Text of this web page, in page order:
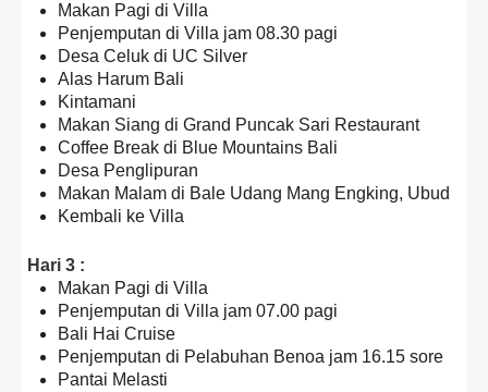
Makan Pagi di Villa
Penjemputan di Villa jam 08.30 pagi
Desa Celuk di UC Silver
Alas Harum Bali
Kintamani
Makan Siang di Grand Puncak Sari Restaurant
Coffee Break di Blue Mountains Bali
Desa Penglipuran
Makan Malam di Bale Udang Mang Engking, Ubud
Kembali ke Villa
Hari 3 :
Makan Pagi di Villa
Penjemputan di Villa jam 07.00 pagi
Bali Hai Cruise
Penjemputan di Pelabuhan Benoa jam 16.15 sore
Pantai Melasti